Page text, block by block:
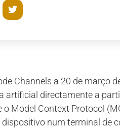
Channels a 20 de março
artificial directamente a
Model Context Protocol
num terminal de